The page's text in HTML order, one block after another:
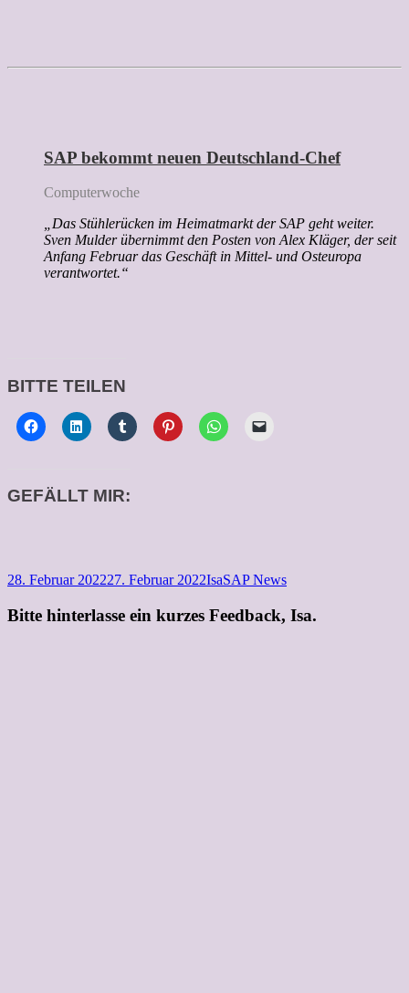
SAP bekommt neuen Deutschland-Chef
Computerwoche
„Das Stühlerücken im Heimatmarkt der SAP geht weiter.
Sven Mulder übernimmt den Posten von Alex Kläger, der seit
Anfang Februar das Geschäft in Mittel- und Osteuropa
verantwortet.“
BITTE TEILEN
GEFÄLLT MIR:
Veröffentlicht
28. Februar 202227. Februar 2022Autor
IsaKategorien
SAP News
Bitte hinterlasse ein kurzes Feedback, Isa.